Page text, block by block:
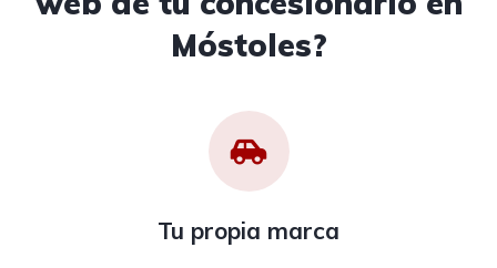
Móstoles?
Tu propia marca